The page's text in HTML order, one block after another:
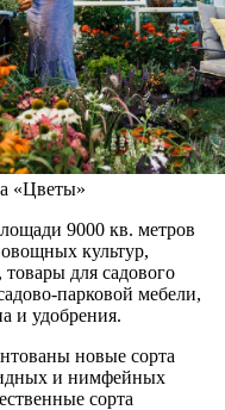
«Цветы»
9000 кв. метров
культур,
для садового
парковой мебели,
и удобрения.
новые сорта
и нимфейных
сорта